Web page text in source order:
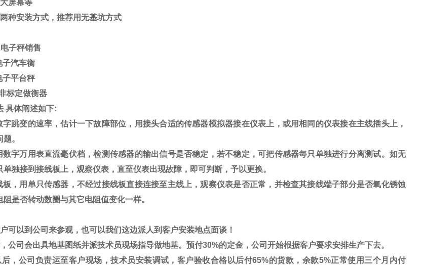
屏幕等
种安装方式，推荐用无基坑方式
电子秤销售
子汽车衡
子平台秤
标定做衡器
具体阐述如下:
跳变的速率，估计一下故障部位，用接头合适的传感器模拟器接在仪表上，或用相同的仪表接在主线插头上，
。
数字万用表直流毫伏档，检测传感器的输出信号是否稳定，若不稳定，可把传感器每只单独进行分离测试。如无
独接到接线板上，观察仪表，直至仪表出现故障，即可判断，予以更换。
板，用单只传感器，不经过接线板直接连接至主线上，观察仪表是否正常，并检查其接线端子部分是否氧化锈蚀
是否转动数圈与其它电阻值变化一样。
可以到公司来参观，也可以我们这边派人到客户安装地点面谈！
公司会出具地基图纸并派技术员现场指导做地基。预付30%的定金，公司开始根据客户要求安排生产下去。
，公司负责运至客户现场，技术员安装调试，客户验收合格以后付65%的货款，余款5%正常使用三个月内付